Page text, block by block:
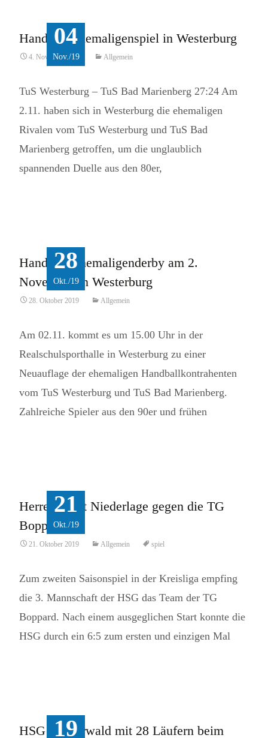
04
Nov./19
Handball Ehemaligenspiel in Westerburg
4. November 2019 Allgemein
TuS Westerburg – TuS Bad Marienberg 27:24 Am
2.11. haben sich in Westerburg die ehemaligen
Rivalen vom TuS Westerburg und TuS Bad
Marienberg getroffen, um die unglaublich
spannenden Duelle aus den 80er,
28
Okt./19
Handball-Ehemaligenderby am 2.
November in Westerburg
28. Oktober 2019 Allgemein
Am 02.11. kommt es um 15.00 Uhr in der
Realschulsporthalle in Westerburg zu einer
Neuauflage der ehemaligen Handballkontrahenten
vom TuS Westerburg und TuS Bad Marienberg.
Zahlreiche Spieler aus den 90er und frühen
21
Okt./19
Herren 3 mit Niederlage gegen die TG
Boppard
21. Oktober 2019 Allgemein spiel
Zum zweiten Saisonspiel in der Kreisliga empfing
die 3. Mannschaft der HSG das Team der TG
Boppard. Nach einem ausgeglichen Start konnte die
HSG durch ein 6:5 zum ersten und einzigen Mal
19
HSG Westerwald mit 28 Läufern beim